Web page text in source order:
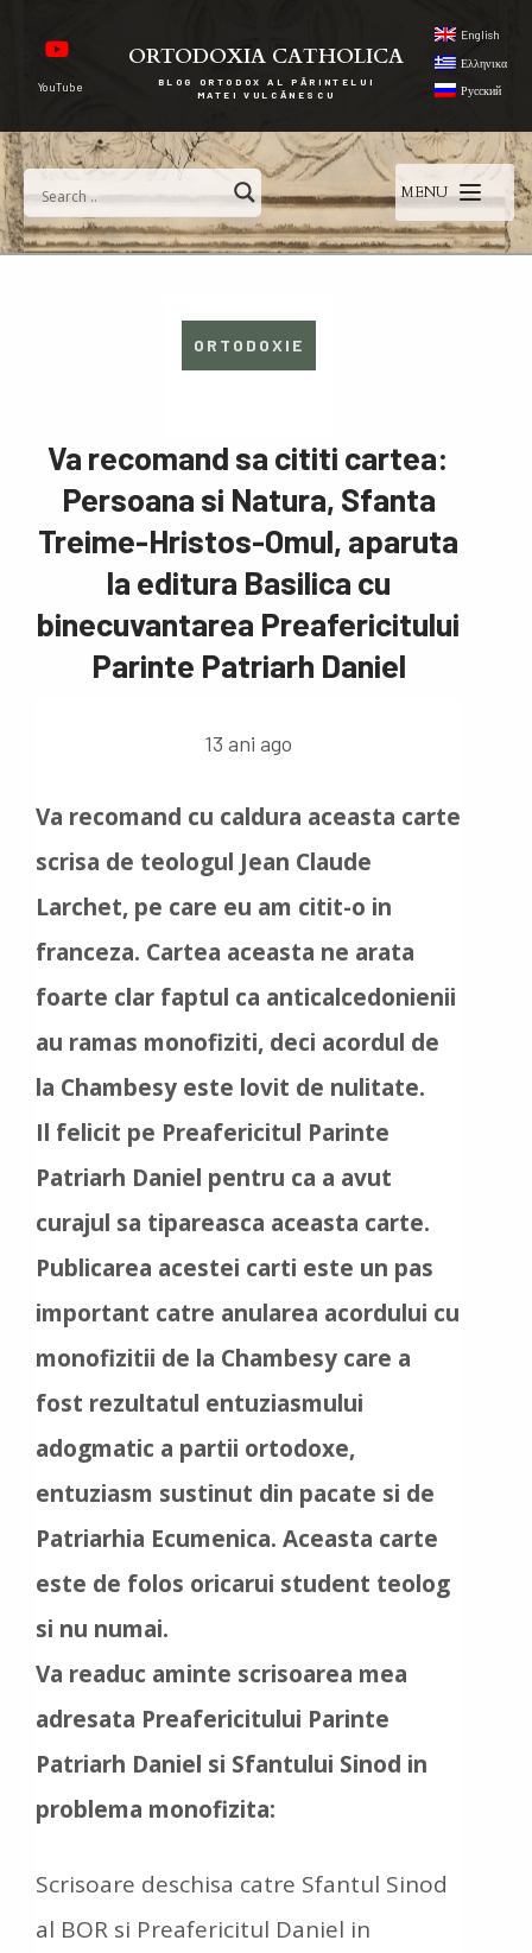
YouTube
ORTODOXIA CATHOLICA
BLOG ORTODOX AL PĂRINTELUI
MATEI VULCĂNESCU
English
Ελληνικα
Русский
MENU
ORTODOXIE
Va recomand sa cititi cartea:
Persoana si Natura, Sfanta
Treime-Hristos-Omul, aparuta
la editura Basilica cu
binecuvantarea Preafericitului
Parinte Patriarh Daniel
13 ani ago
Va recomand cu caldura aceasta carte
scrisa de teologul Jean Claude
Larchet, pe care eu am citit-o in
franceza. Cartea aceasta ne arata
foarte clar faptul ca anticalcedonienii
au ramas monofiziti, deci acordul de
la Chambesy este lovit de nulitate.
Il felicit pe Preafericitul Parinte
Patriarh Daniel pentru ca a avut
curajul sa tipareasca aceasta carte.
Publicarea acestei carti este un pas
important catre anularea acordului cu
monofizitii de la Chambesy care a
fost rezultatul entuziasmului
adogmatic a partii ortodoxe,
entuziasm sustinut din pacate si de
Patriarhia Ecumenica. Aceasta carte
este de folos oricarui student teolog
si nu numai.
Va readuc aminte scrisoarea mea
adresata Preafericitului Parinte
Patriarh Daniel si Sfantului Sinod in
problema monofizita:
Scrisoare deschisa catre Sfantul Sinod
al BOR si Preafericitul Daniel in